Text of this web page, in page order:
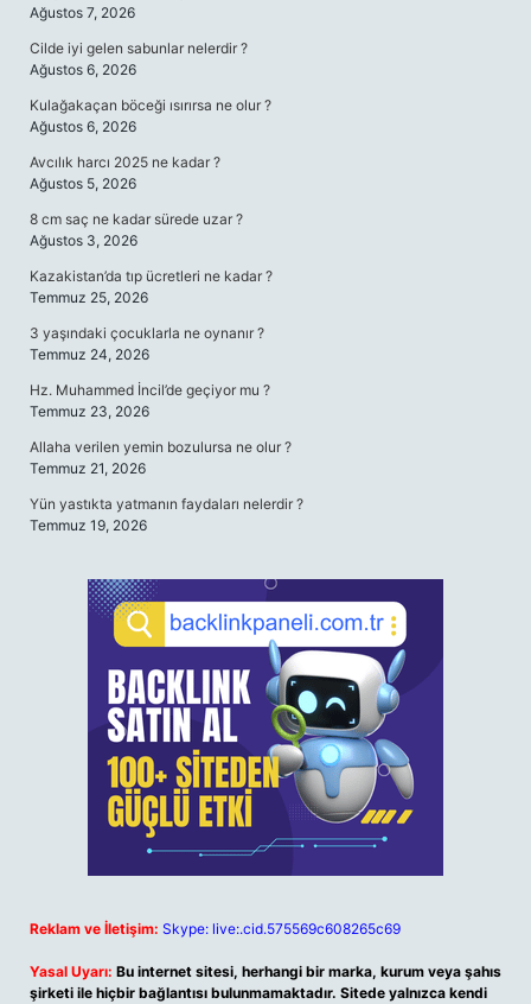
Ağustos 7, 2026
Cilde iyi gelen sabunlar nelerdir ?
Ağustos 6, 2026
Kulağakaçan böceği ısırırsa ne olur ?
Ağustos 6, 2026
Avcılık harcı 2025 ne kadar ?
Ağustos 5, 2026
8 cm saç ne kadar sürede uzar ?
Ağustos 3, 2026
Kazakistan’da tıp ücretleri ne kadar ?
Temmuz 25, 2026
3 yaşındaki çocuklarla ne oynanır ?
Temmuz 24, 2026
Hz. Muhammed İncil’de geçiyor mu ?
Temmuz 23, 2026
Allaha verilen yemin bozulursa ne olur ?
Temmuz 21, 2026
Yün yastıkta yatmanın faydaları nelerdir ?
Temmuz 19, 2026
Reklam ve İletişim: Skype: live:.cid.575569c608265c69
Yasal Uyarı: Bu internet sitesi, herhangi bir marka, kurum veya şahıs
şirketi ile hiçbir bağlantısı bulunmamaktadır. Sitede yalnızca kendi